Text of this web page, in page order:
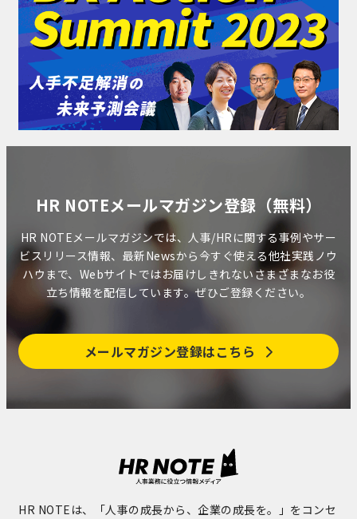
HR NOTEメールマガジン登録（無料）
HR NOTEメールマガジンでは、人事/HRに関する事例やサー
ビスリリース情報、最新Newsから今すぐ使える他社実践ノウ
ハウまで、Webサイトではお届けしきれないさまざまなお役
立ち情報を配信しています。ぜひご登録ください。
メールマガジン登録はこちら
HR NOTEは、「人事の成長から、企業の成長を。」をコンセ